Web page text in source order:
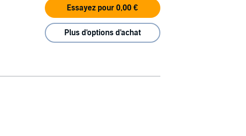
Essayez pour 0,00 €
Plus d'options d'achat